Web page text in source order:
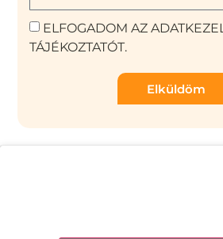
ELFOGADOM AZ
TÁJÉKOZTATÓT.
Elküldöm